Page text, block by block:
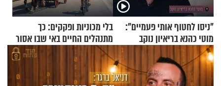
"ניסו לחטוף אותי פעמיים":
מוטי כהנא בריאיון נוקב
בלי מכוניות ופקקים: כך
מתנהלים החיים באי שבו אסור
לנהוג כבר יותר מ-120 שנה